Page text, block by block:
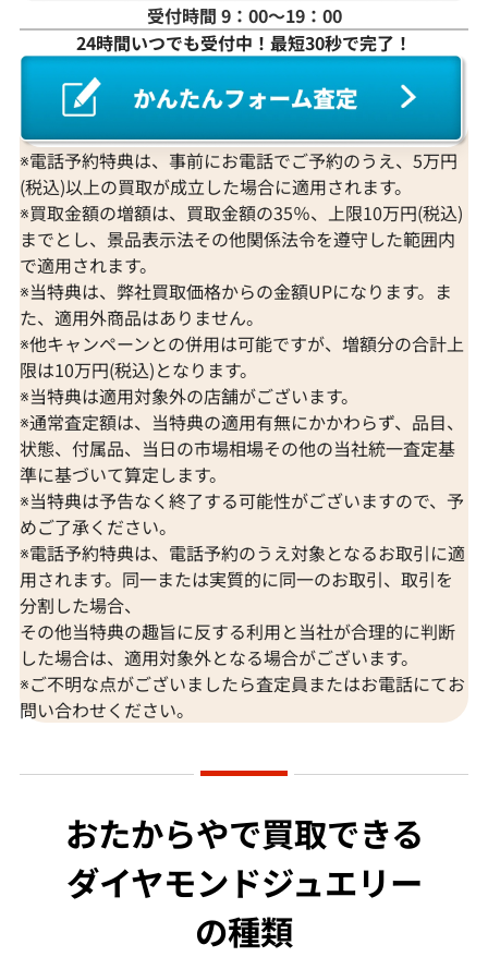
受付時間 9：00〜19：00
24時間いつでも受付中！最短30秒で完了！
※電話予約特典は、事前にお電話でご予約のうえ、5万円
(税込)以上の買取が成立した場合に適用されます。
※買取金額の増額は、買取金額の35％、上限10万円(税込)
までとし、景品表示法その他関係法令を遵守した範囲内
で適用されます。
※当特典は、弊社買取価格からの金額UPになります。ま
た、適用外商品はありません。
※他キャンペーンとの併用は可能ですが、増額分の合計上
限は10万円(税込)となります。
※当特典は適用対象外の店舗がございます。
※通常査定額は、当特典の適用有無にかかわらず、品目、
状態、付属品、当日の市場相場その他の当社統一査定基
準に基づいて算定します。
※当特典は予告なく終了する可能性がございますので、予
めご了承ください。
※電話予約特典は、電話予約のうえ対象となるお取引に適
用されます。同一または実質的に同一のお取引、取引を
分割した場合、
その他当特典の趣旨に反する利用と当社が合理的に判断
した場合は、適用対象外となる場合がございます。
※ご不明な点がございましたら査定員またはお電話にてお
問い合わせください。
おたからやで買取できる
ダイヤモンドジュエリー
の種類